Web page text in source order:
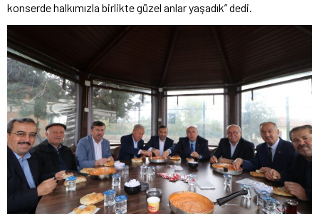
konserde halkımızla birlikte güzel anlar yaşadık” dedi.